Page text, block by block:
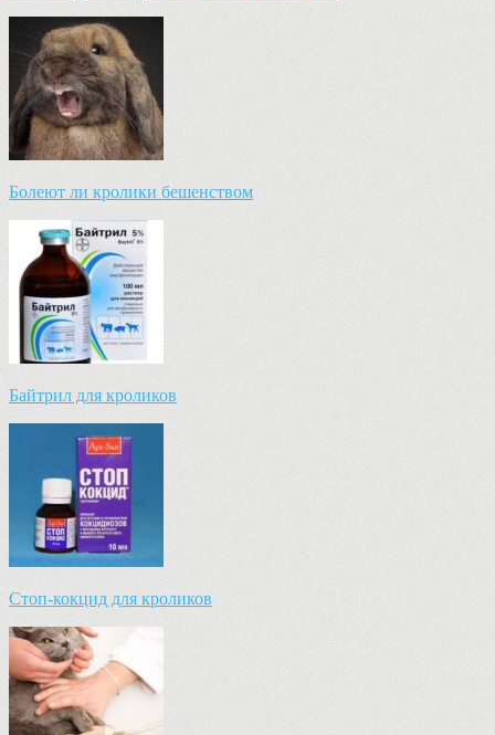
Болеют ли кролики бешенством
Байтрил для кроликов
Стоп-кокцид для кроликов